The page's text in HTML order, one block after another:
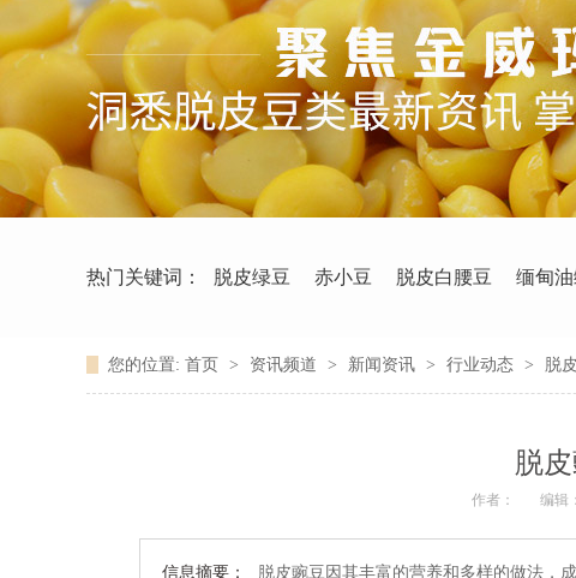
热门关键词： 脱皮绿豆 赤小豆 脱皮白腰豆 缅甸
您的位置: 首页 > 资讯频道 > 新闻资讯 > 行业动态 > 脱
脱
作者： 编辑
信息摘要： 脱皮豌豆因其丰富的营养和多样的做法，